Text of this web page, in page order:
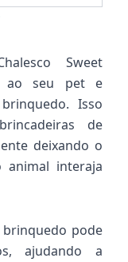
Sweet
ao seu pet e
Isso
de
deixando o
animal interaja
brinquedo pode
ajudando a